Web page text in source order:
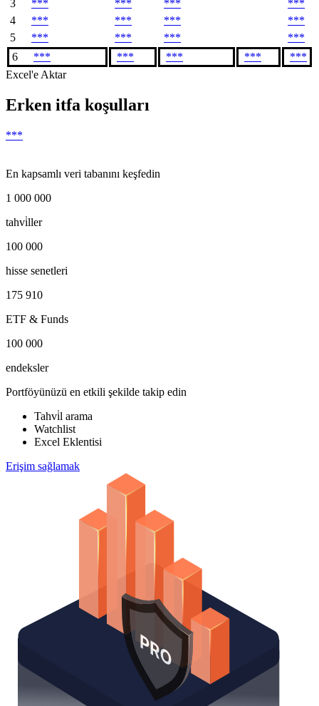
3
*** *** ***
***
4
*** *** ***
***
5
*** *** ***
***
6
*** *** *** ***
***
Excel'e Aktar
Erken itfa koşulları
***
En kapsamlı veri tabanını keşfedin
1 000 000
tahvi̇ller
100 000
hisse senetleri
175 910
ETF & Funds
100 000
endeksler
Portföyünüzü en etkili şekilde takip edin
Tahvi̇l arama
Watchlist
Excel Eklentisi
Erişim sağlamak